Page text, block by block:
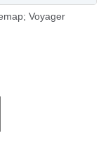
Voyager